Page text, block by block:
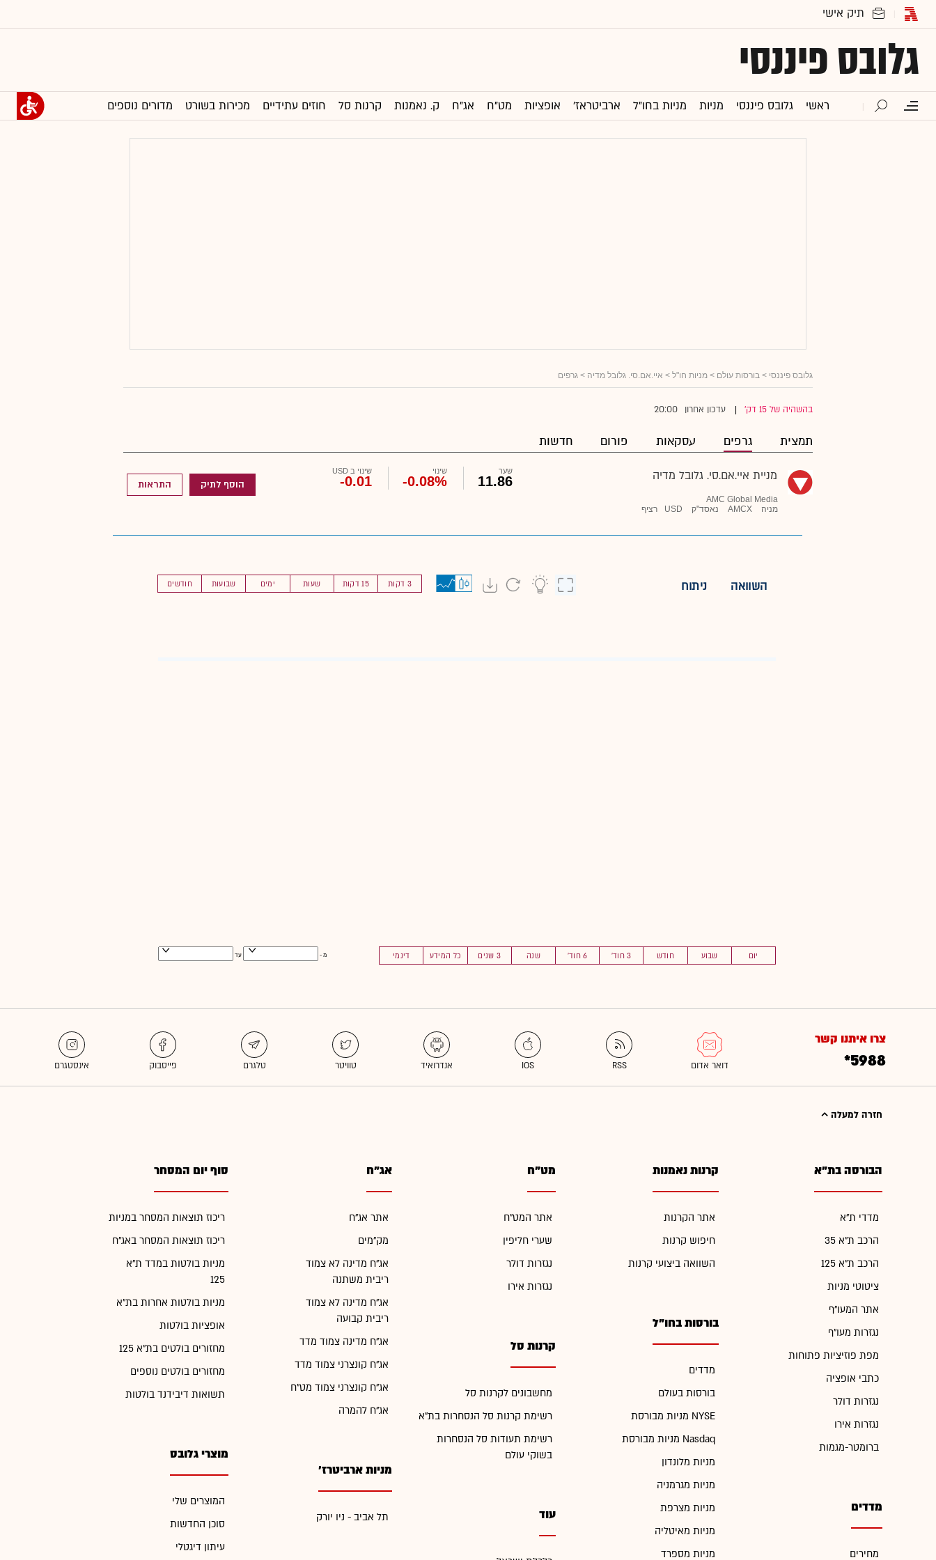
גלובס פיננסי
ראשי גלובס פיננסי מניות מניות בחו"ל ארביטראז' אופציות מט"ח אג"ח ק. נאמנות קרנות סל חוזים עתידיים מכירות בשורט מדורים נוספים
גלובס פיננסי > בורסות עולם > מניות חו"ל > איי.אם.סי. גלובל מדיה > גרפים
בהשהיה של 15 דק' עדכון אחרון 20:00
תמצית גרפים עסקאות פורום חדשות
מניית איי.אם.סי. גלובל מדיה
AMC Global Media
מניה
AMCX נאסד"ק USD רציף
שער
11.86
שינוי
-0.08%
שינוי ב USD
-0.01 הוסף לתיק התראות
חודשים שבועות ימים שעות 15 דקות 3 דקות השוואה ניתוח
יום שבוע חודש 3 חוד' 6 חוד' שנה 3 שנים כל המידע דינמי מ - עד
צרו איתנו קשר
*5988
חזרה למעלה
הבורסה בת"א
מדדי ת"א
הרכב ת"א 35
הרכב ת"א 125
ציטוטי מניות
אתר המעו"ף
נגזרות מעו"ף
מפת פוזיציות פתוחות
כתבי אופציה
נגזרות דולר
נגזרות אירו
ברומטר-מגמות
מדדים
מחירים
קרנות נאמנות
אתר הקרנות
חיפוש קרנות
השוואה ביצועי קרנות
בורסות בחו"ל
מדדים
בורסות בעולם
מניות מבורסת NYSE
מניות מבורסת Nasdaq
מניות מלונדון
מניות מגרמניה
מניות מצרפת
מניות מאיטליה
מניות מספרד
מט"ח
אתר המט"ח
שערי חליפין
נגזרות דולר
נגזרות אירו
קרנות סל
מחשבונים לקרנות סל
רשימת קרנות סל הנסחרות בת"א
רשימת תעודות סל הנסחרות
בשוקי עולם
עוד
אג"ח
אתר אג"ח
מק"מים
אג"ח מדינה לא צמוד
ריבית משתנה
אג"ח מדינה לא צמוד
ריבית קבועה
אג"ח מדינה צמוד מדד
אג"ח קונצרני צמוד מדד
אג"ח קונצרני צמוד מט"ח
אג"ח להמרה
מניות ארביטרז'
תל אביב - ניו יורק
סוף יום המסחר
ריכוז תוצאות המסחר במניות
ריכוז תוצאות המסחר באג"ח
מניות בולטות במדד ת"א
125
מניות בולטות אחרות בת"א
אופציות בולטות
מחזורים בולטים בת"א 125
מחזורים בולטים נוספים
תשואות דיבידנד בולטות
מוצרי גלובס
המוצרים שלי
סוכן החדשות
עיתון דיגטלי